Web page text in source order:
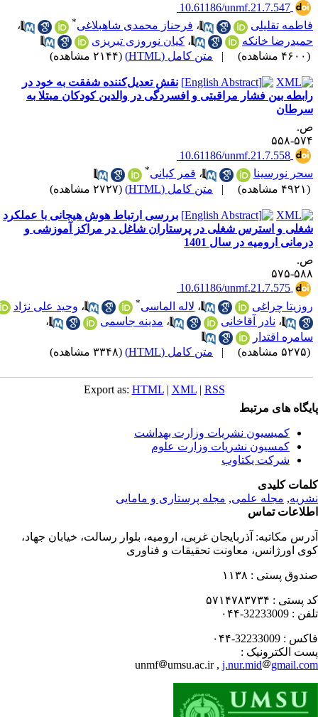
‎ 10.61186/unmf.21.7.547
تقلیلی
،فرحناز محمدی شاهبلاغی
،
خانکه
،کیان نوروزی تبریزی
| متن کامل (HTML) (۲۱۴۴ مشاهده)
نقش تعدیل‌کننده شفقت به خود در
بین فشار مراقبتی و افسردگی در والدین کودکان مبتلا به
۵۵۸
‎ 10.61186/unmf.21.7.558
نورسینا
،قمر کیانی
| متن کامل (HTML) (۲۷۲۷ مشاهده)
بررسی ارتباط هوش هیجانی با عملکرد
و استرس شغلی در پرستاران شاغل در مراکز آموزشی و
ارومیه در سال 1401
۵۷۵
‎ 10.61186/unmf.21.7.575
چراغی
،لاله الماسی ،وحید علی نژاد
،نادر آقاخانی ،مدینه جاسمی
،
اقتدار
| متن کامل (HTML) (۳۳۴۸ مشاهده)
Export as:HTML |XML|RSS
های مرتبط
کمیسیون نشریات وزارت بهداشت
کمسیون نشریات وزارت علوم
شرکت یکتاوب
کلیدی
,مجله علمی, مجله پرستاری و مامایی
تماس
مکاتبه:آذربایجان غربی، ارومیه، بلوار رسالت، خیابان جهاد،
اورژانس، معاونت تحقیقات و فناوری
پستی : ۱۱۳۸
پستی : ۵۷۱۴۷۸۳۷۳۴
: 32233009-۰۴۴
: 32233009-۰۴۴
الکترونیک :
unmf
umsu.ac.ir ,j.nur.mid